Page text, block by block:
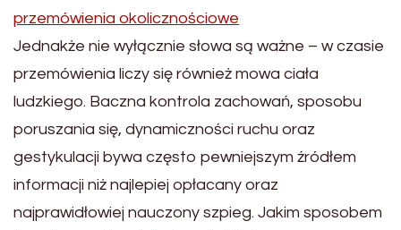
przemówienia okolicznościowe
Jednakże nie wyłącznie słowa są ważne – w czasie
przemówienia liczy się również mowa ciała
ludzkiego. Baczna kontrola zachowań, sposobu
poruszania się, dynamiczności ruchu oraz
gestykulacji bywa często pewniejszym źródłem
informacji niż najlepiej opłacany oraz
najprawidłowiej nauczony szpieg. Jakim sposobem